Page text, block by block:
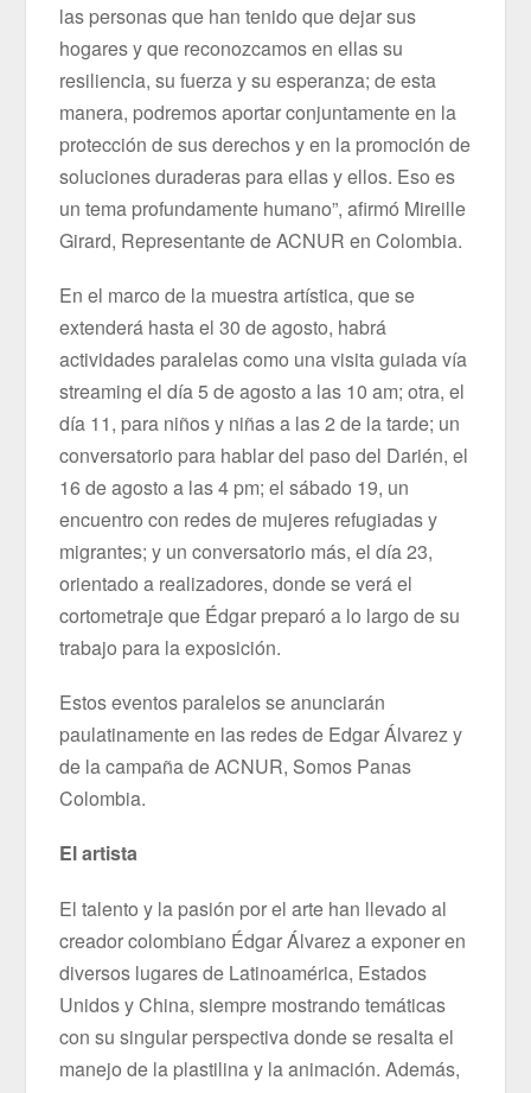
las personas que han tenido que dejar sus
hogares y que reconozcamos en ellas su
resiliencia, su fuerza y su esperanza; de esta
manera, podremos aportar conjuntamente en la
protección de sus derechos y en la promoción de
soluciones duraderas para ellas y ellos. Eso es
un tema profundamente humano”, afirmó Mireille
Girard, Representante de ACNUR en Colombia.
En el marco de la muestra artística, que se
extenderá hasta el 30 de agosto, habrá
actividades paralelas como una visita guiada vía
streaming el día 5 de agosto a las 10 am; otra, el
día 11, para niños y niñas a las 2 de la tarde; un
conversatorio para hablar del paso del Darién, el
16 de agosto a las 4 pm; el sábado 19, un
encuentro con redes de mujeres refugiadas y
migrantes; y un conversatorio más, el día 23,
orientado a realizadores, donde se verá el
cortometraje que Édgar preparó a lo largo de su
trabajo para la exposición.
Estos eventos paralelos se anunciarán
paulatinamente en las redes de Edgar Álvarez y
de la campaña de ACNUR, Somos Panas
Colombia.
El artista
El talento y la pasión por el arte han llevado al
creador colombiano Édgar Álvarez a exponer en
diversos lugares de Latinoamérica, Estados
Unidos y China, siempre mostrando temáticas
con su singular perspectiva donde se resalta el
manejo de la plastilina y la animación. Además,